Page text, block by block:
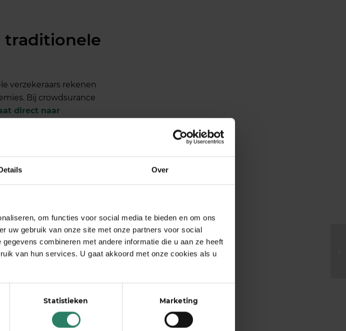
Over
om functies voor social media te bieden en om ons
uw gebruik van onze site met onze partners voor social
combineren met andere informatie die u aan ze heeft
van hun services. U gaat akkoord met onze cookies als u
Statistieken Marketing
traditionele
verzekeraars rekenen
Bij crowdsurance
direct naar
euro’s per maand kwijt
stuk lager. Dit komt
dat moment nodig zijn,
dus precies wat nodig
en begeleiding.
aan
wel
buiten hun budget
je geld